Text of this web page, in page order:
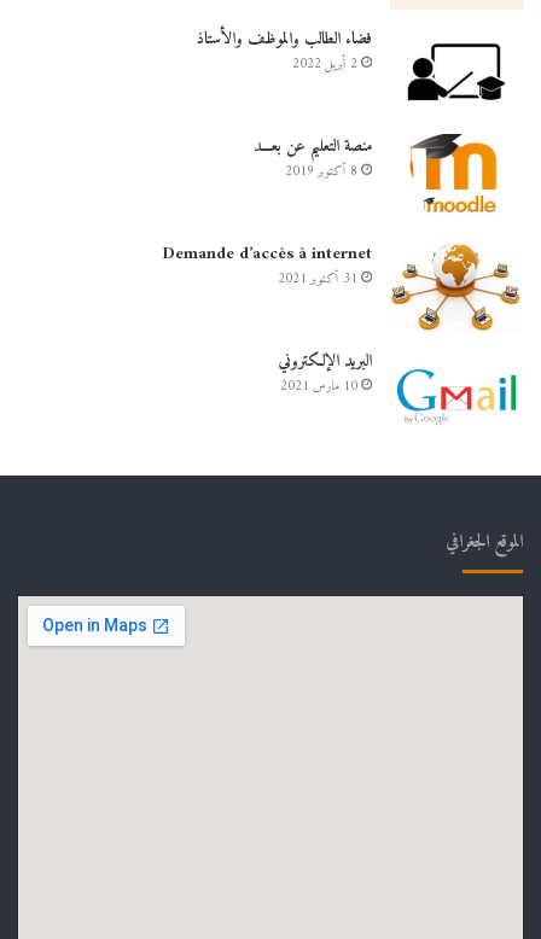
فضاء الطالب والموظف والأستاذ
2 أبريل 2022
منصة التعليم عن بعـــد
8 أكتوبر 2019
Demande d’accès à internet
31 أكتوبر 2021
البريد الإلكتروني
10 مارس 2021
الموقع الجغرافي